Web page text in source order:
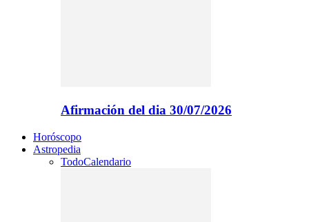
Afirmación del dia 30/07/2026
Horóscopo
Astropedia
TodoCalendario